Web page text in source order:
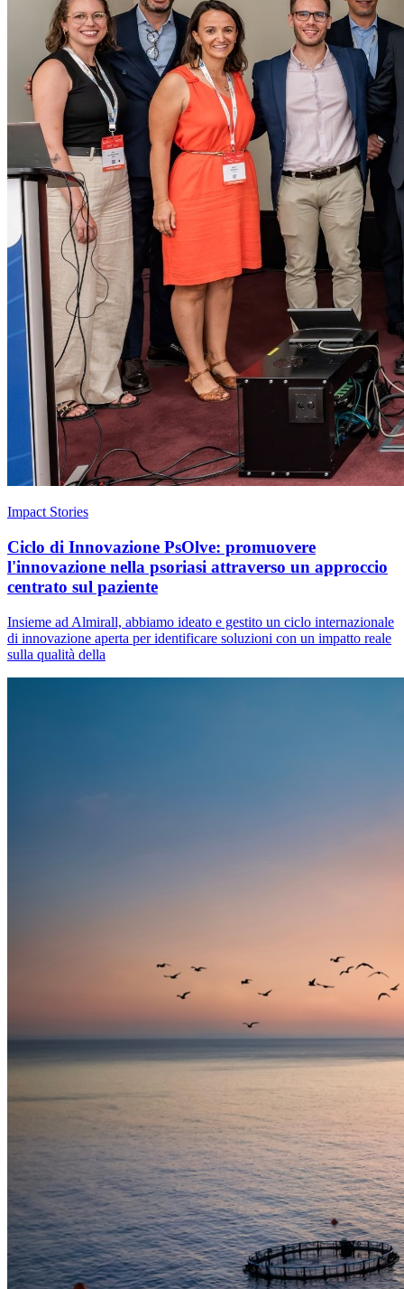
Impact Stories
Ciclo di Innovazione PsOlve: promuovere
l'innovazione nella psoriasi attraverso un approccio
centrato sul paziente
Insieme ad Almirall, abbiamo ideato e gestito un ciclo internazionale
di innovazione aperta per identificare soluzioni con un impatto reale
sulla qualità della